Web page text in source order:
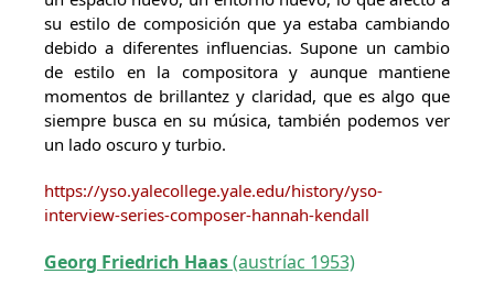
su estilo de composición que ya estaba cambiando
debido a diferentes influencias. Supone un cambio
de estilo en la compositora y aunque mantiene
momentos de brillantez y claridad, que es algo que
siempre busca en su música, también podemos ver
un lado oscuro y turbio.
https://yso.yalecollege.yale.edu/history/yso-
interview-series-composer-hannah-kendall
Georg Friedrich Haas(austríac 1953)